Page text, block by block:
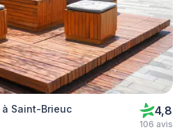
Saint-Brieuc 4,8
106 avis